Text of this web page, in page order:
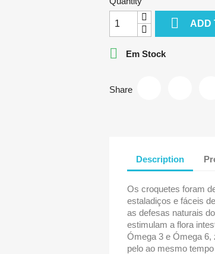
 ADD
 Em Stock
Share
Description
Os croquetes foram
estaladiços e fáceis
as defesas naturais
estimulam a flora
Ómega 3 e Ómega 6,
pelo ao mesmo